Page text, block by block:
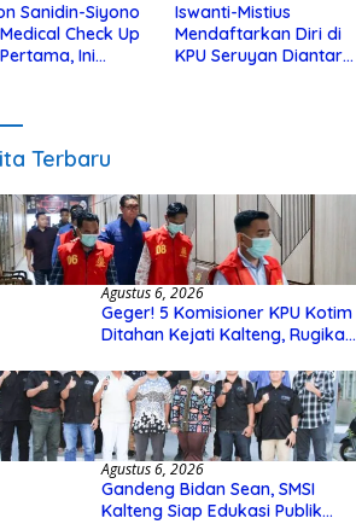
Sanidin-Siyono
Check Up
Ini
Iswanti-Mistius
Mendaftarkan Diri di
KPU Seruyan Diantar
Terbaru
Agustus 6, 2026
Geger! 5 Komisioner KPU Kotim
Ditahan Kejati Kalteng, Rugikan
Hibah Rp40 Miliar
Agustus 6, 2026
Gandeng Bidan Sean, SMSI
Kalteng Siap Edukasi Publik